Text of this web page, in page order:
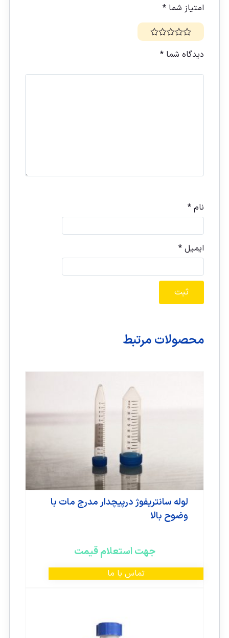
امتیاز شما *
دیدگاه شما *
نام *
ایمیل *
محصولات مرتبط
لوله سانتریفوژ درپیچدار مدرج مات با
وضوح بالا
جهت استعلام قیمت
تماس با ما